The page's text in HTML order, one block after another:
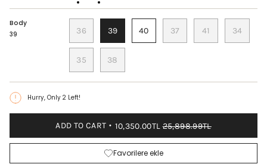
Body
39 36 39 40 37 41 34
35 38
Hurry, Only 2 Left!
ADD TO CART 10,350.00TL 25,898.99TL
Favorilere ekle